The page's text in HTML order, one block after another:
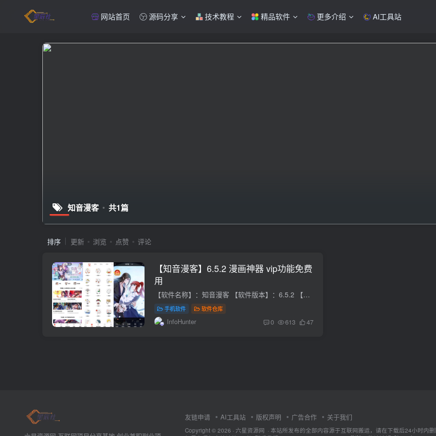
网站首页 源码分享 技术教程 精品软件 更多介绍 AI工具站
知音漫客 共1篇
排序 更新 浏览 点赞 评论
【知音漫客】6.5.2 漫画神器 vip功能免费
用
【软件名称】：知音漫客 【软件版本】：6.5.2 【软件大小】：85.74M 【测试系统】：小米 【使用说明】 […]
手机软件 软件仓库
InfoHunter 0 613 47
友链申请 AI工具站 版权声明 广告合作 关于我们
Copyright © 2026 · 六星资源网 · 本站所发布的全部内容源于互联网搬运，请在下载后24小时内